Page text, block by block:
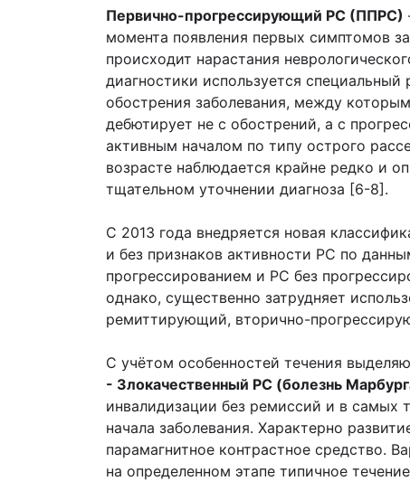
Первично-прогрессирующий РС (ППРС)
момента появления первых симптомов
происходит нарастания
диагностики используется
обострения заболевания, между
дебютирует не с обострений, а с
активным началом по типу острого
возрасте наблюдается крайне редко и
тщательном уточнении диагноза [6-8].
С 2013 года внедряется новая
и без признаков активности РС по
прогрессированием и РС без
однако, существенно затрудняет
ремиттирующий, вторично-
С учётом особенностей течения
- Злокачественный РС (болезнь
инвалидизации без ремиссий и в самых
начала заболевания. Характерно
парамагнитное контрастное средство.
на определенном этапе типичное